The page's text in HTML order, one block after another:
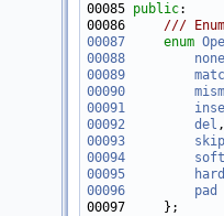
00085 public:
00086
///
00087
enum
00088
none
00089
00090
00091
00092
del
00093
skip
00094
00095
00096
pad
00097